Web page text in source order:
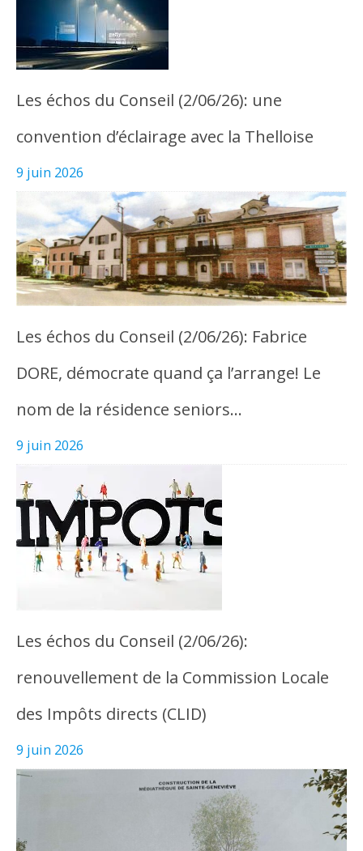
Les échos du Conseil (2/06/26): une
convention d’éclairage avec la Thelloise
9 juin 2026
Les échos du Conseil (2/06/26): Fabrice
DORE, démocrate quand ça l’arrange! Le
nom de la résidence seniors…
9 juin 2026
Les échos du Conseil (2/06/26):
renouvellement de la Commission Locale
des Impôts directs (CLID)
9 juin 2026